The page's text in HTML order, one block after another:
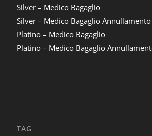
Silver – Medico Bagaglio
Silver – Medico Bagaglio Annullamento
Platino – Medico Bagaglio
Platino – Medico Bagaglio
TAG